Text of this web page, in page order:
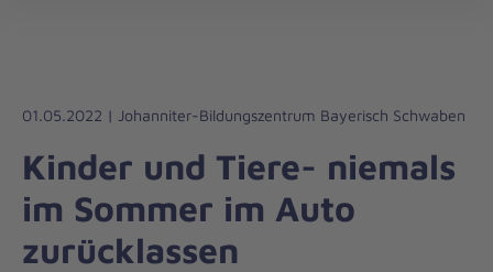
Liebe
Leben
01.05.2022 | Johanniter-Bildungszentrum Bayerisch Schwaben
Kinder und Tiere- niemals
im Sommer im Auto
zurücklassen